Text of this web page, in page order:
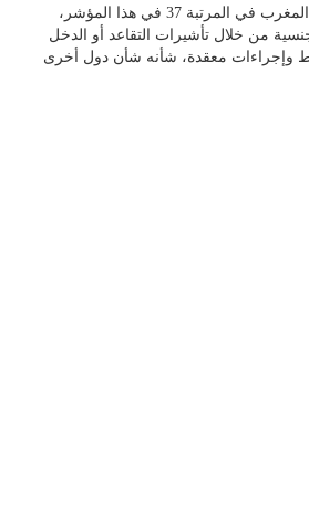
الجنسية الكاملة، حيث حل المغرب في المرتبة 37 في هذا المؤشر،
من خلال تأشيرات التقاعد أو الدخل
وإجراءات معقدة، شأنه شأن دول أخرى